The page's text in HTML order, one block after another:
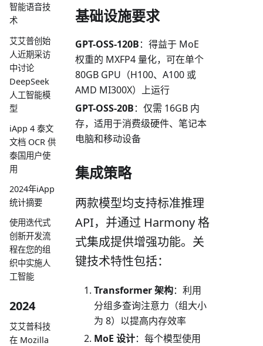
智能语音技
术
艾艾普创始
人近期采访
中讨论
DeepSeek
人工智能模
型
iApp 4 泰文
文档 OCR 供
泰国用户使
用
2024年iApp
统计摘要
使用迭代式
创新开发流
程在您的组
织中实施人
工智能
2024
艾艾普科技
在 Mozilla
基础设施要求
GPT-OSS-120B：得益于 MoE
权重的 MXFP4 量化，可在单个
80GB GPU（H100、A100 或
AMD MI300X）上运行
GPT-OSS-20B：仅需 16GB 内
存，适用于消费级硬件、笔记本
电脑和移动设备
集成策略
两款模型均支持标准推理
API，并通过 Harmony 格
式集成提供增强功能。关
键技术特性包括：
Transformer 架构：利用
分组多查询注意力（组大小
为 8）以提高内存效率
MoE 设计：每个模型使用